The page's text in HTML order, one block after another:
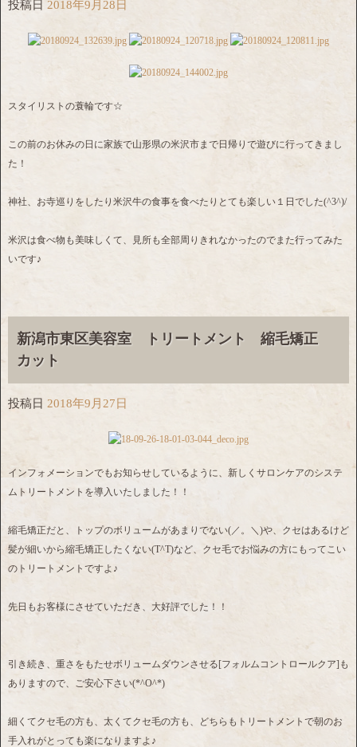
投稿日 2018年9月28日
スタイリストの蓑輪です☆
この前のお休みの日に家族で山形県の米沢市まで日帰りで遊びに行ってきまし
た！
神社、お寺巡りをしたり米沢牛の食事を食べたりとても楽しい１日でした(^3^)/
米沢は食べ物も美味しくて、見所も全部周りきれなかったのでまた行ってみた
いです♪
新潟市東区美容室 トリートメント 縮毛矯正
カット
投稿日 2018年9月27日
インフォメーションでもお知らせしているように、新しくサロンケアのシステ
ムトリートメントを導入いたしました！！
縮毛矯正だと、トップのボリュームがあまりでない(／。＼)や、クセはあるけど
髪が細いから縮毛矯正したくない(T^T)など、クセ毛でお悩みの方にもってこい
のトリートメントですよ♪
先日もお客様にさせていただき、大好評でした！！
引き続き、重さをもたせボリュームダウンさせる[フォルムコントロールクア]も
ありますので、ご安心下さい(*^O^*)
細くてクセ毛の方も、太くてクセ毛の方も、どちらもトリートメントで朝のお
手入れがとっても楽になりますよ♪